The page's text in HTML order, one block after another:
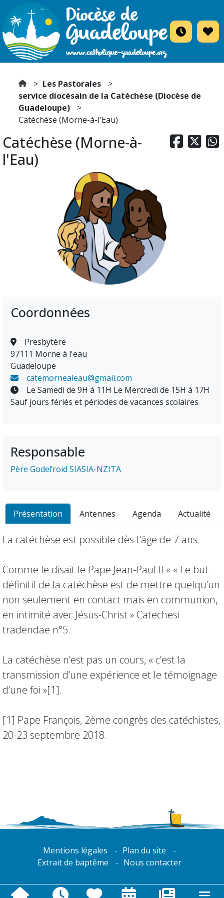
Les Pastorales
service diocésain de la Catéchèse (Diocèse de
Guadeloupe)
Catéchèse (Morne-à-l'Eau)
  
Catéchèse (Morne-à-
l'Eau)
Coordonnées
Presbytère
97111 Morne à l'eau
Guadeloupe
catemornealeau@gmail.com
Le Samedi de 9H à 11H Le Mercredi de 15H à 17H
Sauf jours fériés et périodes de vacances scolaires
Responsable
Père Godefroid SIASIA-NZITA
Présentation Antennes Agenda Actualité
La catéchèse est possible dès l'âge de 7 ans.
Comme le disait le Pape Jean-Paul II « « Le but
définitif de la catéchèse est de mettre quelqu’un
non seulement en contact mais en communion,
en intimité avec Jésus-Christ » Catechesi
tradendae n°5.
La catéchèse n’est pas un cours, « c’est la
transmission d’une expérience et le témoignage
d’une foi »[1].
[1] Pape François, 2ème congrès des catéchistes,
20-23 septembre 2018.
Mentions légales
Plan du site
Extrait de baptême
Nous contacter